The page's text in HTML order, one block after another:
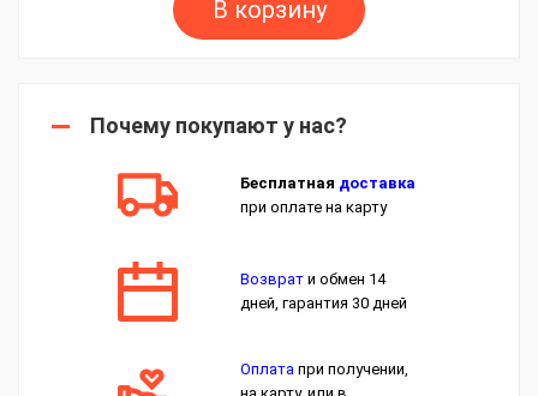
В корзину
Почему покупают у нас?
Бесплатная доставка
при оплате на карту
Возврат и обмен 14
дней, гарантия 30 дней
Оплата при получении,